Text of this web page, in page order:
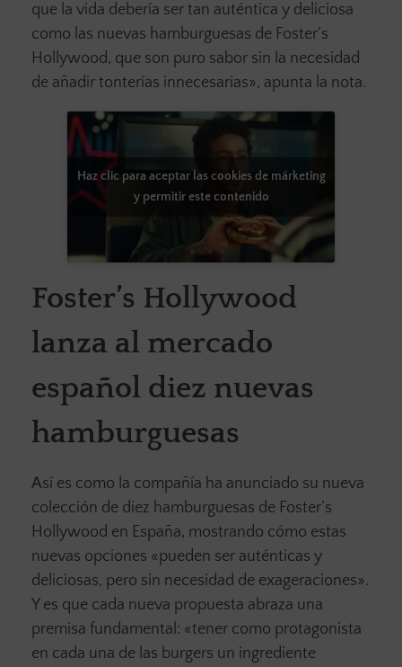
que la vida debería ser tan auténtica y deliciosa
como las nuevas hamburguesas de Foster’s
Hollywood, que son puro sabor sin la necesidad
de añadir tonterías innecesarias», apunta la nota.
Haz clic para aceptar las cookies de márketing
y permitir este contenido
Foster’s Hollywood
lanza al mercado
español diez nuevas
hamburguesas
Así es como la compañía ha anunciado su nueva
colección de diez hamburguesas de Foster’s
Hollywood en España, mostrando cómo estas
nuevas opciones «pueden ser auténticas y
deliciosas, pero sin necesidad de exageraciones».
Y es que cada nueva propuesta abraza una
premisa fundamental: «tener como protagonista
en cada una de las burgers un ingrediente